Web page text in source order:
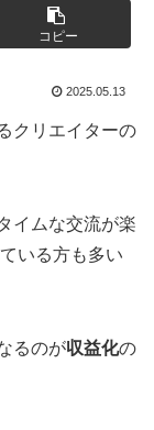
コピー
2025.05.13
クリエイターの
イムな交流が楽
いる方も多い
るのが収益化の